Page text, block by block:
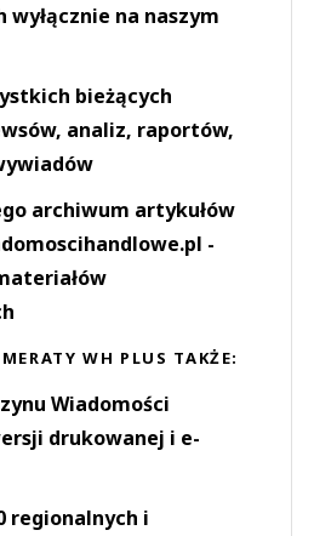
na naszym
bieżących
analiz, raportów,
archiwum artykułów
-
WH PLUS TAKŻE:
Wiadomości
drukowanej i e-
regionalnych i